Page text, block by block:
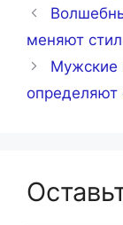
меняют
Мужские
определяют